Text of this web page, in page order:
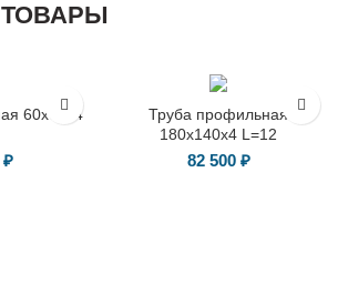
60х60х4
₽
Труба профильная
180х140х4 L=12
82 500 ₽